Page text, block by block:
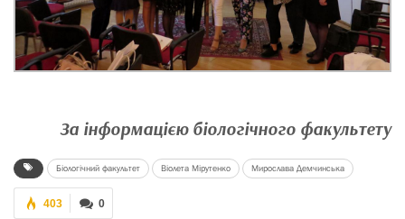
За інформацією біологічного факультету
Біологічний факультет Віолета Мірутенко Мирослава Демчинська
0
403